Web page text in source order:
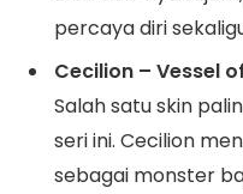
percaya diri
Cecilion – Vessel
Salah satu skin
seri ini. Cecilion
sebagai monster